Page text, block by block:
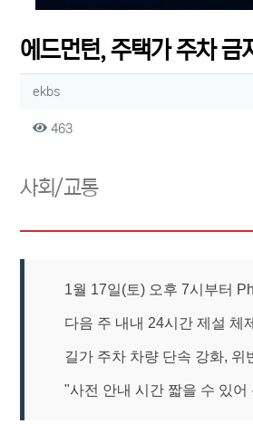
에드먼턴, 주택가 주차
작성자 정보
ekbs
컨텐츠 정보
463조회
본문
사회/교통
1월 17일(토) 오후 7시부터
다음 주 내내 24시간 제설 체
길가 주차 차량 단속 강화, 위
"사전 안내 시간 짧을 수 있